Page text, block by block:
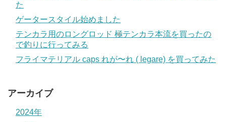
た
ゲータースタイル始めました
テンカラ用のロングロッド 極テンカラ本流を買ったの
で釣りに行ってみる
フライマテリアル caps れが〜れ ( legare) を買ってみた
アーカイブ
2024年